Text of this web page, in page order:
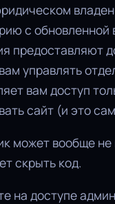
с
предоставляют
управлять
вам доступ
сайт (и это
может вообще не
скрыть код.
на доступе